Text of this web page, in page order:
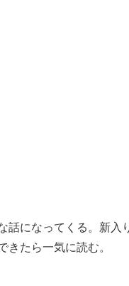
話になってくる。新入
たら一気に読む。